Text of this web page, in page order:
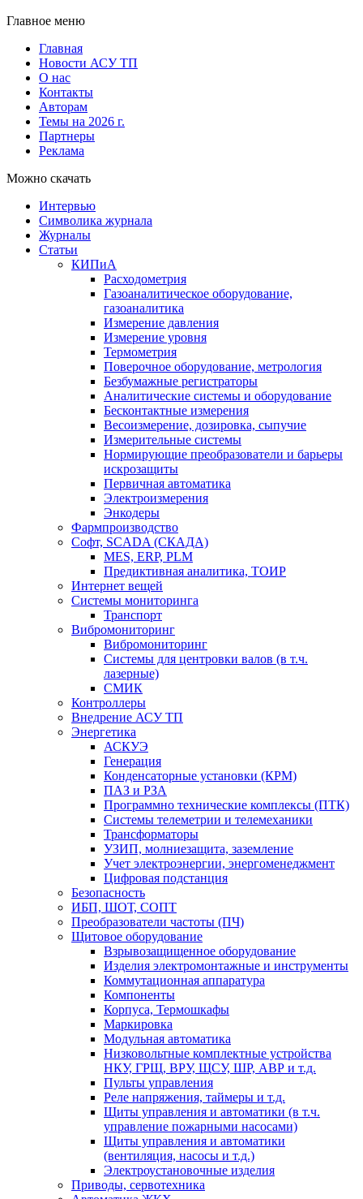
Главное меню
Главная
Новости АСУ ТП
О нас
Контакты
Авторам
Темы на 2026 г.
Партнеры
Реклама
Можно скачать
Интервью
Символика журнала
Журналы
Статьи
КИПиА
Расходометрия
Газоаналитическое оборудование,
газоаналитика
Измерение давления
Измерение уровня
Термометрия
Поверочное оборудование, метрология
Безбумажные регистраторы
Аналитические системы и оборудование
Бесконтактные измерения
Весоизмерение, дозировка, сыпучие
Измерительные системы
Нормирующие преобразователи и барьеры
искрозащиты
Первичная автоматика
Электроизмерения
Энкодеры
Фармпроизводство
Софт, SCADA (СКАДА)
MES, ERP, PLM
Предиктивная аналитика, ТОИР
Интернет вещей
Системы мониторинга
Транспорт
Вибромониторинг
Вибромониторинг
Системы для центровки валов (в т.ч.
лазерные)
СМИК
Контроллеры
Внедрение АСУ ТП
Энергетика
АСКУЭ
Генерация
Конденсаторные установки (КРМ)
ПАЗ и РЗА
Программно технические комплексы (ПТК)
Системы телеметрии и телемеханики
Трансформаторы
УЗИП, молниезащита, заземление
Учет электроэнергии, энергоменеджмент
Цифровая подстанция
Безопасность
ИБП, ШОТ, СОПТ
Преобразователи частоты (ПЧ)
Щитовое оборудование
Взрывозащищенное оборудование
Изделия электромонтажные и инструменты
Коммутационная аппаратура
Компоненты
Корпуса, Термошкафы
Маркировка
Модульная автоматика
Низковольтные комплектные устройства
НКУ, ГРЩ, ВРУ, ЩСУ, ШР, АВР и т.д.
Пульты управления
Реле напряжения, таймеры и т.д.
Щиты управления и автоматики (в т.ч.
управление пожарными насосами)
Щиты управления и автоматики
(вентиляция, насосы и т.д.)
Электроустановочные изделия
Приводы, сервотехника